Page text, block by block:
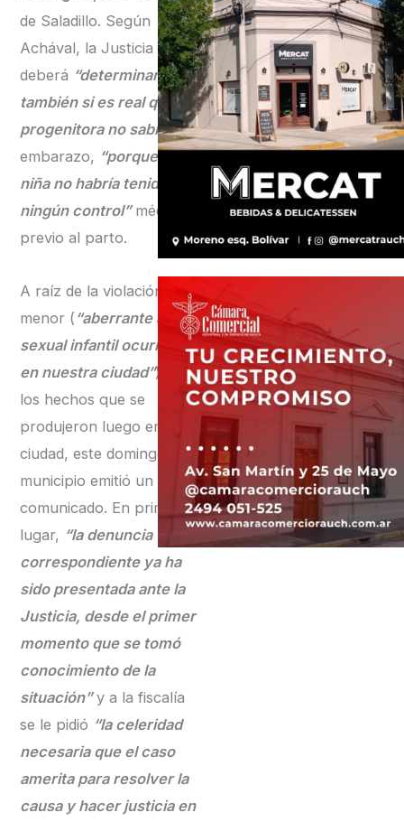
de Saladillo. Según
Achával, la Justicia
deberá “determinar
también si es real que la
progenitora no sabía”del
embarazo, “porque la
niña no habría tenido
ningún control”médico
previo al parto.
A raíz de la violación de la
menor ( “aberrante abuso
sexual infantil ocurrido
en nuestra ciudad”) y de
los hechos que se
produjeron luego en la
ciudad, este domingo el
municipio emitió un
comunicado. En primer
lugar, “la denuncia
correspondiente ya ha
sido presentada ante la
Justicia, desde el primer
momento que se tomó
conocimiento de la
situación”y a la fiscalía
se le pidió “la celeridad
necesaria que el caso
amerita para resolver la
causa y hacer justicia en